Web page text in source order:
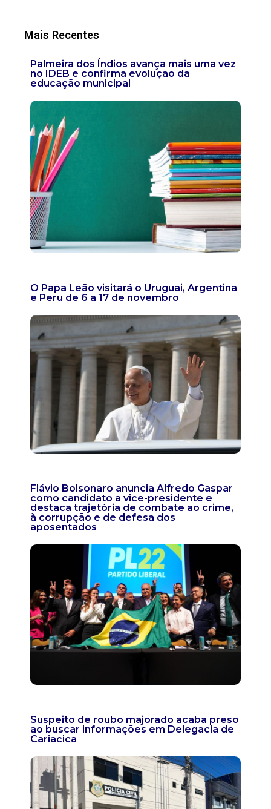
Mais Recentes
Palmeira dos Índios avança mais uma vez
no IDEB e confirma evolução da
educação municipal
O Papa Leão visitará o Uruguai, Argentina
e Peru de 6 a 17 de novembro
Flávio Bolsonaro anuncia Alfredo Gaspar
como candidato a vice-presidente e
destaca trajetória de combate ao crime,
à corrupção e de defesa dos
aposentados
Suspeito de roubo majorado acaba preso
ao buscar informações em Delegacia de
Cariacica